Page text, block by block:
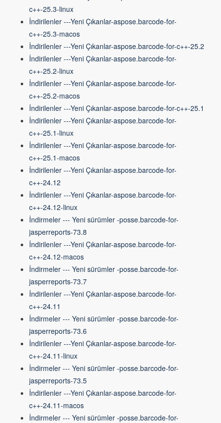
c++-25.3-linux
İndirilenler ---Yeni Çıkanlar-aspose.barcode-for-
c++-25.3-macos
İndirilenler ---Yeni Çıkanlar-aspose.barcode-for-c++-25.2
İndirilenler ---Yeni Çıkanlar-aspose.barcode-for-
c++-25.2-linux
İndirilenler ---Yeni Çıkanlar-aspose.barcode-for-
c++-25.2-macos
İndirilenler ---Yeni Çıkanlar-aspose.barcode-for-c++-25.1
İndirilenler ---Yeni Çıkanlar-aspose.barcode-for-
c++-25.1-linux
İndirilenler ---Yeni Çıkanlar-aspose.barcode-for-
c++-25.1-macos
İndirilenler ---Yeni Çıkanlar-aspose.barcode-for-
c++-24.12
İndirilenler ---Yeni Çıkanlar-aspose.barcode-for-
c++-24.12-linux
İndirmeler --- Yeni sürümler -posse.barcode-for-
jasperreports-73.8
İndirilenler ---Yeni Çıkanlar-aspose.barcode-for-
c++-24.12-macos
İndirmeler --- Yeni sürümler -posse.barcode-for-
jasperreports-73.7
İndirilenler ---Yeni Çıkanlar-aspose.barcode-for-
c++-24.11
İndirmeler --- Yeni sürümler -posse.barcode-for-
jasperreports-73.6
İndirilenler ---Yeni Çıkanlar-aspose.barcode-for-
c++-24.11-linux
İndirmeler --- Yeni sürümler -posse.barcode-for-
jasperreports-73.5
İndirilenler ---Yeni Çıkanlar-aspose.barcode-for-
c++-24.11-macos
İndirmeler --- Yeni sürümler -posse.barcode-for-